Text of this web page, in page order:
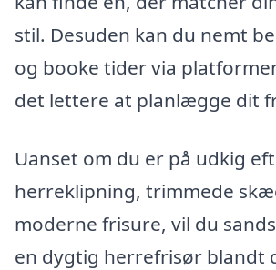
stil. Desuden kan du nemt
og booke tider via
det lettere at planlægge dit
Uanset om du er på udkig
herreklipning, trimmede
moderne frisure, vil du
en dygtig herrefrisør blandt